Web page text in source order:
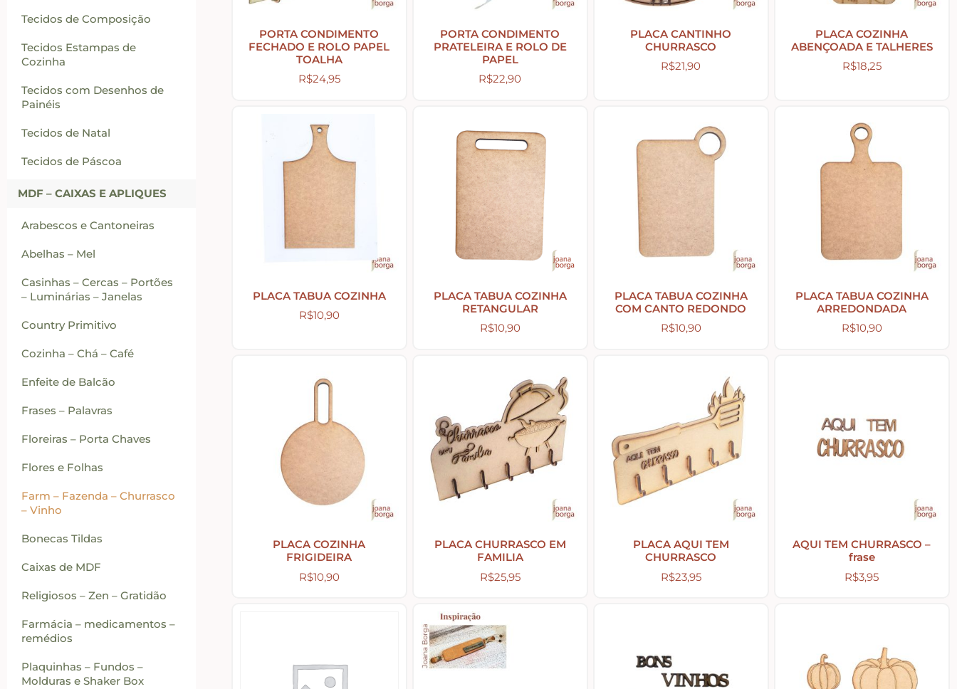
Tecidos de Composição
Tecidos Estampas de
Cozinha
Tecidos com Desenhos de
Painéis
Tecidos de Natal
Tecidos de Páscoa
MDF – CAIXAS E APLIQUES
Arabescos e Cantoneiras
Abelhas – Mel
Casinhas – Cercas – Portões
– Luminárias – Janelas
Country Primitivo
Cozinha – Chá – Café
Enfeite de Balcão
Frases – Palavras
Floreiras – Porta Chaves
Flores e Folhas
Farm – Fazenda – Churrasco
– Vinho
Bonecas Tildas
Caixas de MDF
Religiosos – Zen – Gratidão
Farmácia – medicamentos –
remédios
Plaquinhas – Fundos –
Molduras e Shaker Box
PORTA CONDIMENTO
FECHADO E ROLO PAPEL
TOALHA
R$24,95
PORTA CONDIMENTO
PRATELEIRA E ROLO DE
PAPEL
R$22,90
PLACA CANTINHO
CHURRASCO
R$21,90
PLACA COZINHA
ABENÇOADA E TALHERES
R$18,25
PLACA TABUA COZINHA
R$10,90
PLACA TABUA COZINHA
RETANGULAR
R$10,90
PLACA TABUA COZINHA
COM CANTO REDONDO
R$10,90
PLACA TABUA COZINHA
ARREDONDADA
R$10,90
PLACA COZINHA
FRIGIDEIRA
R$10,90
PLACA CHURRASCO EM
FAMILIA
R$25,95
PLACA AQUI TEM
CHURRASCO
R$23,95
AQUI TEM CHURRASCO –
frase
R$3,95